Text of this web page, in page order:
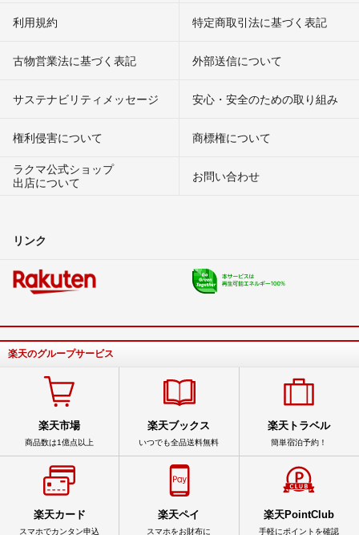
利用規約 特定商取引法に基づく表記
古物営業法に基づく表記 外部送信について
サステナビリティメッセージ 安心・安全のための取り組み
権利侵害について
商標権について
ラクマ公式ショップ
出店について
お問い合わせ
リンク
楽天のグループサービス
楽天市場
商品数は1億点以上
楽天ブックス
いつでも全品送料無料
楽天トラベル
簡単宿泊予約！
楽天カード
スマホでカンタン申込
楽天ペイ
スマホをお財布に
楽天PointClub
手軽にポイントを確認